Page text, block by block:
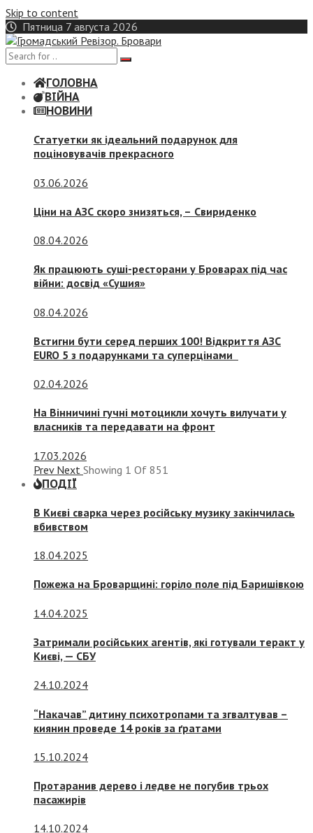
Skip to content
Пятница 7 августа 2026
ГОЛОВНА
ВІЙНА
НОВИНИ
Статуетки як ідеальний подарунок для
поціновувачів прекрасного
03.06.2026
Ціни на АЗС скоро знизяться, – Свириденко
08.04.2026
Як працюють суші-ресторани у Броварах під час
війни: досвід «Сушия»
08.04.2026
Встигни бути серед перших 100! Відкриття АЗС
EURO 5 з подарунками та суперцінами
02.04.2026
На Вінничині гучні мотоцикли хочуть вилучати у
власників та передавати на фронт
17.03.2026
Prev Next Showing 1 Of 851
ПОДІЇ
В Києві сварка через російську музику закінчилась
вбивством
18.04.2025
Пожежа на Броварщині: горіло поле під Баришівкою
14.04.2025
Затримали російських агентів, які готували теракт у
Києві, — СБУ
24.10.2024
“Накачав” дитину психотропами та згвалтував –
киянин проведе 14 років за ґратами
15.10.2024
Протаранив дерево і ледве не погубив трьох
пасажирів
14.10.2024